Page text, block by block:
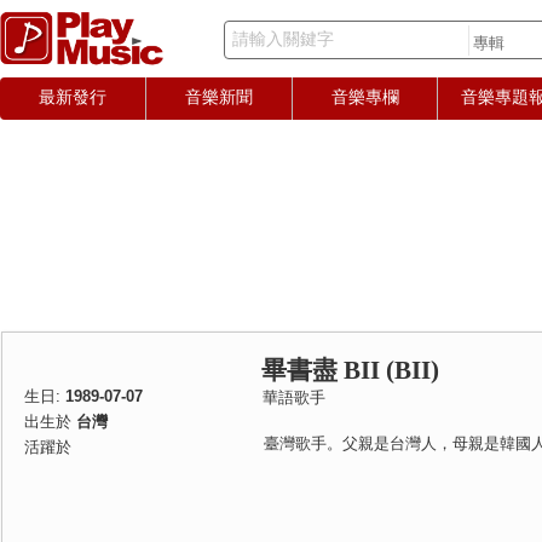
請輸入關鍵字
最新發行 音樂新聞 音樂專欄 音樂專題
生日: 1989-07-07
出生於 台灣
活躍於
畢書盡 BII (BII)
華語歌手
臺灣歌手。父親是台灣人，母親是韓國